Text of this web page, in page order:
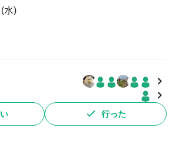
水)
行った